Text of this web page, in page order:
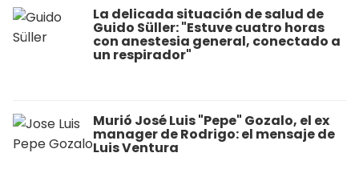
La delicada situación de salud de
Guido Süller: "Estuve cuatro horas
con anestesia general, conectado a
un respirador"
Murió José Luis "Pepe" Gozalo, el ex
manager de Rodrigo: el mensaje de
Luis Ventura